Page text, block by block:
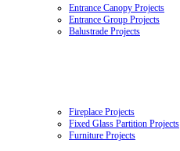
Entrance Canopy Projects
Entrance Group Projects
Balustrade Projects
Fireplace Projects
Fixed Glass Partition Projects
Furniture Projects